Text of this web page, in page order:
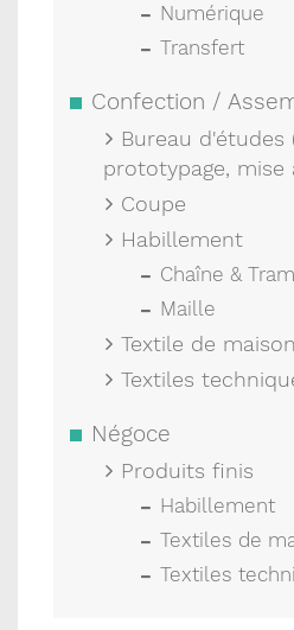
Numérique
Transfert
Confection /
Bureau d'études
prototypage, mise
Coupe
Habillement
Chaîne &
Maille
Textile de maison
Textiles
Négoce
Produits finis
Habillement
Textiles de
Textiles